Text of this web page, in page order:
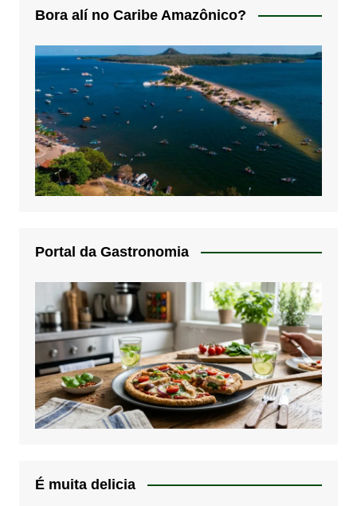
Bora alí no Caribe Amazônico?
Portal da Gastronomia
É muita delicia